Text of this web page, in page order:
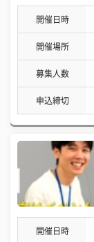
開催日時
開催場所
募集人数
申込締切
開催日時